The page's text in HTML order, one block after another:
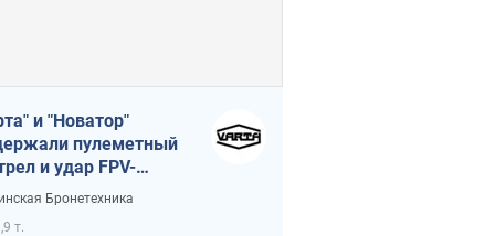
и "Новатор"
пулеметный
и удар FPV-
сохранив жизнь
Бронетехника
т.